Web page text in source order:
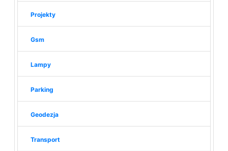
Projekty
Gsm
Lampy
Parking
Geodezja
Transport